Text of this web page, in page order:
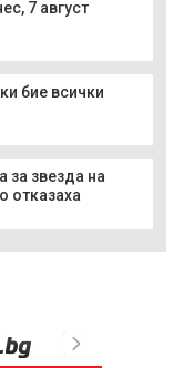
7 август
бие всички
за звезда на
отказаха